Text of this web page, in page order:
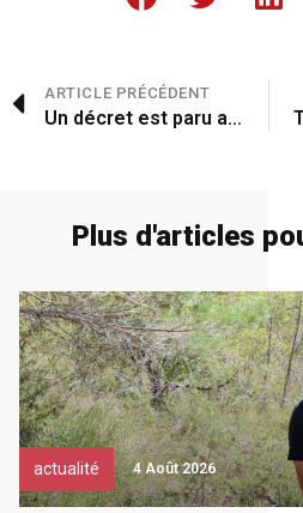
ARTICLE PRÉCÉDENT
Un décret est paru au Journal officiel
Plus d'articles
actualité 4 Août 2026